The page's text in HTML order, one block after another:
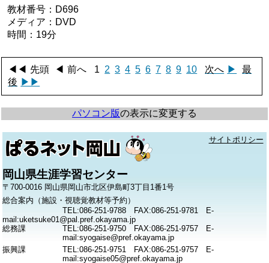
教材番号：D696
メディア：DVD
時間：19分
◀◀ 先頭 ◀ 前へ 12 3 4 5 6 7 8 9 10 次へ ▶
最
後 ▶▶
パソコン版の表示に変更する
サイトポリシー
岡山県生涯学習センター
〒700-0016 岡山県岡山市北区伊島町3丁目1番1号
総合案内（施設・視聴覚教材等予約）
TEL:086-251-9788 FAX:086-251-9781 E-
mail:uketsuke01@pal.pref.okayama.jp
総務課
TEL:086-251-9750 FAX:086-251-9757 E-
mail:syogaise@pref.okayama.jp
振興課
TEL:086-251-9751 FAX:086-251-9757 E-
mail:syogaise05@pref.okayama.jp